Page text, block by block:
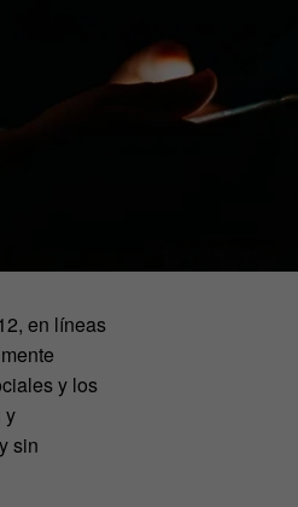
en líneas
y los
y
sin